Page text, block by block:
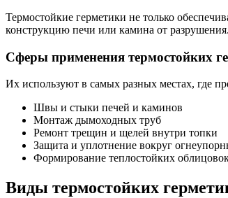
Термостойкие герметики не только
конструкцию печи или камина от разрушения.
Сферы применения термостойких
Их используют в самых разных местах, где
Швы и стыки печей и каминов
Монтаж дымоходных труб
Ремонт трещин и щелей внутри топки
Защита и уплотнение вокруг
Формирование теплостойких
Виды термостойких